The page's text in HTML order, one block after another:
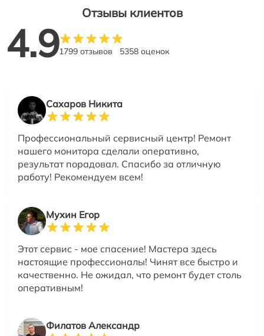
Отзывы клиентов
4.91799 отзывов 5358 оценок
Сахаров Никита
Профессиональный сервисный центр! Ремонт
нашего монитора сделали оперативно,
результат порадовал. Спасибо за отличную
работу! Рекомендуем всем!
Мухин Егор
Этот сервис - мое спасение! Мастера здесь
настоящие профессионалы! Чинят все быстро и
качественно. Не ожидал, что ремонт будет столь
оперативным!
Филатов Александр